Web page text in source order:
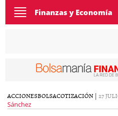
Toggle
navigation
Finanzas y Economía
ACCIONESBOLSACOTIZACIÓN | 27
Sánchez